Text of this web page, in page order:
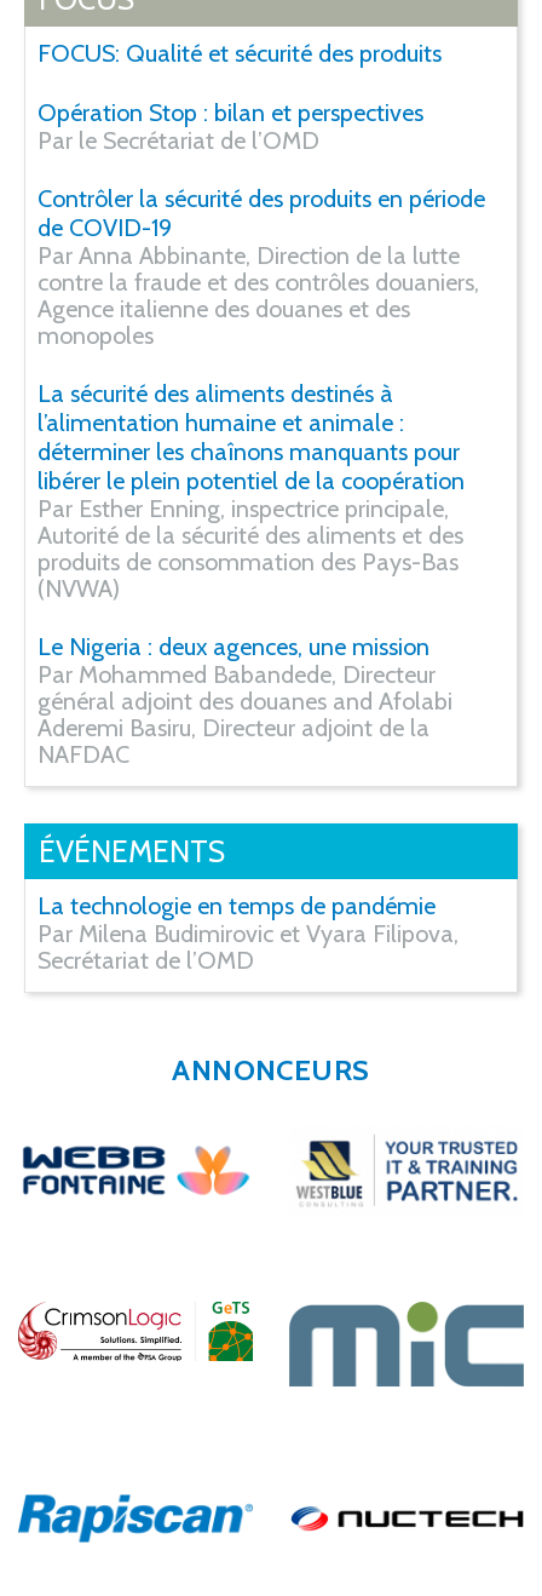
FOCUS: Qualité et sécurité des produits
Opération Stop : bilan et perspectives
Par le Secrétariat de l’OMD
Contrôler la sécurité des produits en période
de COVID-19
Par Anna Abbinante, Direction de la lutte
contre la fraude et des contrôles douaniers,
Agence italienne des douanes et des
monopoles
La sécurité des aliments destinés à
l’alimentation humaine et animale :
déterminer les chaînons manquants pour
libérer le plein potentiel de la coopération
Par Esther Enning, inspectrice principale,
Autorité de la sécurité des aliments et des
produits de consommation des Pays-Bas
(NVWA)
Le Nigeria : deux agences, une mission
Par Mohammed Babandede, Directeur
général adjoint des douanes and Afolabi
Aderemi Basiru, Directeur adjoint de la
NAFDAC
ÉVÉNEMENTS
La technologie en temps de pandémie
Par Milena Budimirovic et Vyara Filipova,
Secrétariat de l’OMD
ANNONCEURS